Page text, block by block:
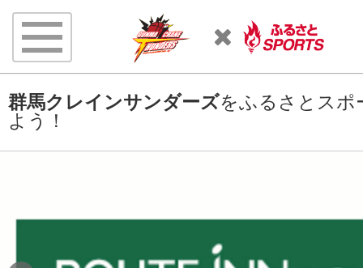
群馬クレインサンダーズをふるさとスポ
よう！